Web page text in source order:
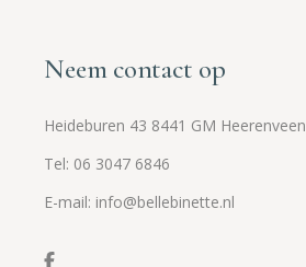
Neem contact op
Heideburen 43 8441 GM Heerenveen
Tel: 06 3047 6846
E-mail: info@bellebinette.nl